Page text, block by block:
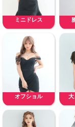
ミニドレス
オフショル 大